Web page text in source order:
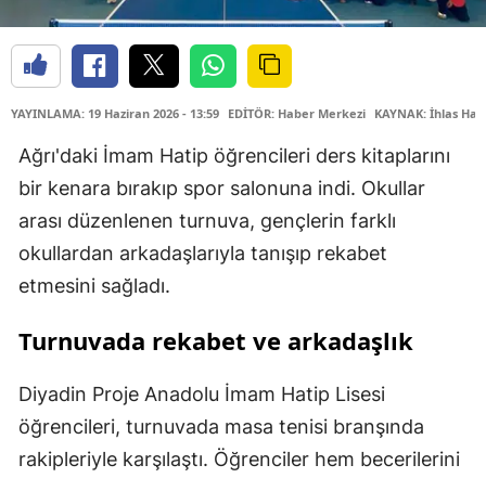
YAYINLAMA: 19 Haziran 2026 - 13:59 EDİTÖR: Haber Merkezi KAYNAK: İhlas
Ağrı'daki İmam Hatip öğrencileri ders kitaplarını
bir kenara bırakıp spor salonuna indi. Okullar
arası düzenlenen turnuva, gençlerin farklı
okullardan arkadaşlarıyla tanışıp rekabet
etmesini sağladı.
Turnuvada rekabet ve arkadaşlık
Diyadin Proje Anadolu İmam Hatip Lisesi
öğrencileri, turnuvada masa tenisi branşında
rakipleriyle karşılaştı. Öğrenciler hem becerilerini